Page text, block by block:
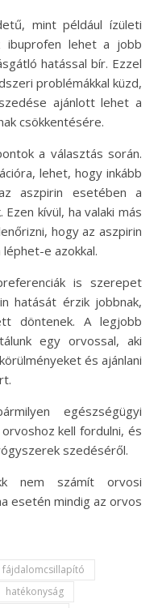
mint például ízületi
ibuprofen lehet a jobb
hatással bír. Ezzel
problémákkal küzd,
ajánlott lehet a
csökkentésére.
a választás során.
lehet, hogy inkább
aszpirin esetében a
kívül, ha valaki más
hogy az aszpirin
e azokkal.
is szerepet
hatását érzik jobbnak,
döntenek. A legjobb
egy orvossal, aki
és ajánlani
egészségügyi
kell fordulni, és
szedéséről.
nem számít orvosi
esetén mindig az orvos
fájdalomcsillapító
hatékonyság